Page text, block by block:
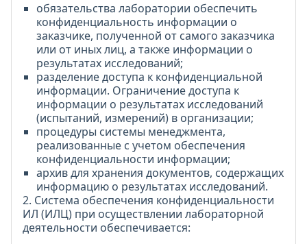
обязательства лаборатории обеспечить
конфиденциальность информации о
заказчике, полученной от самого заказчика
или от иных лиц, а также информации о
результатах исследований;
разделение доступа к конфиденциальной
информации. Ограничение доступа к
информации о результатах исследований
(испытаний, измерений) в организации;
процедуры системы менеджмента,
реализованные с учетом обеспечения
конфиденциальности информации;
архив для хранения документов, содержащих
информацию о результатах исследований.
2. Система обеспечения конфиденциальности
ИЛ (ИЛЦ) при осуществлении лабораторной
деятельности обеспечивается: